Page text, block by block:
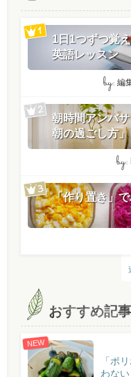
1日1つずつ覚
英語レッスン
by: 編
朝時間アンバ
朝の過ごし方」
by:
「作り置き」
おすすめ記事
NEW
「ポ
わな